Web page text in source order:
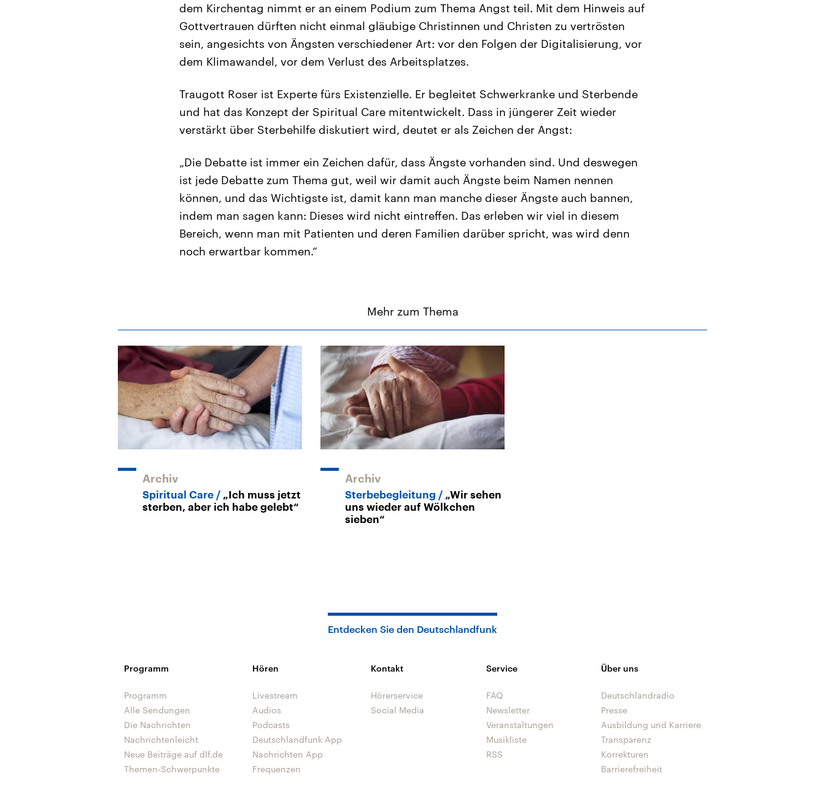
dem Kirchentag nimmt er an einem Podium zum Thema Angst teil. Mit dem Hinweis auf
Gottvertrauen dürften nicht einmal gläubige Christinnen und Christen zu vertrösten
sein, angesichts von Ängsten verschiedener Art: vor den Folgen der Digitalisierung, vor
dem Klimawandel, vor dem Verlust des Arbeitsplatzes.
Traugott Roser ist Experte fürs Existenzielle. Er begleitet Schwerkranke und Sterbende
und hat das Konzept der Spiritual Care mitentwickelt. Dass in jüngerer Zeit wieder
verstärkt über Sterbehilfe diskutiert wird, deutet er als Zeichen der Angst:
„Die Debatte ist immer ein Zeichen dafür, dass Ängste vorhanden sind. Und deswegen
ist jede Debatte zum Thema gut, weil wir damit auch Ängste beim Namen nennen
können, und das Wichtigste ist, damit kann man manche dieser Ängste auch bannen,
indem man sagen kann: Dieses wird nicht eintreffen. Das erleben wir viel in diesem
Bereich, wenn man mit Patienten und deren Familien darüber spricht, was wird denn
noch erwartbar kommen.“
Mehr zum Thema
Archiv
Spiritual Care
„Ich muss jetzt
sterben, aber ich habe gelebt“
Archiv
Sterbebegleitung
„Wir sehen
uns wieder auf Wölkchen
sieben“
Entdecken Sie den Deutschlandfunk
Programm
Programm
Alle Sendungen
Die Nachrichten
Nachrichtenleicht
Neue Beiträge auf dlf.de
Themen-Schwerpunkte
Hören
Livestream
Audios
Podcasts
Deutschlandfunk App
Nachrichten App
Frequenzen
Kontakt
Hörerservice
Social Media
Service
FAQ
Newsletter
Veranstaltungen
Musikliste
RSS
Über uns
Deutschlandradio
Presse
Ausbildung und Karriere
Transparenz
Korrekturen
Barrierefreiheit